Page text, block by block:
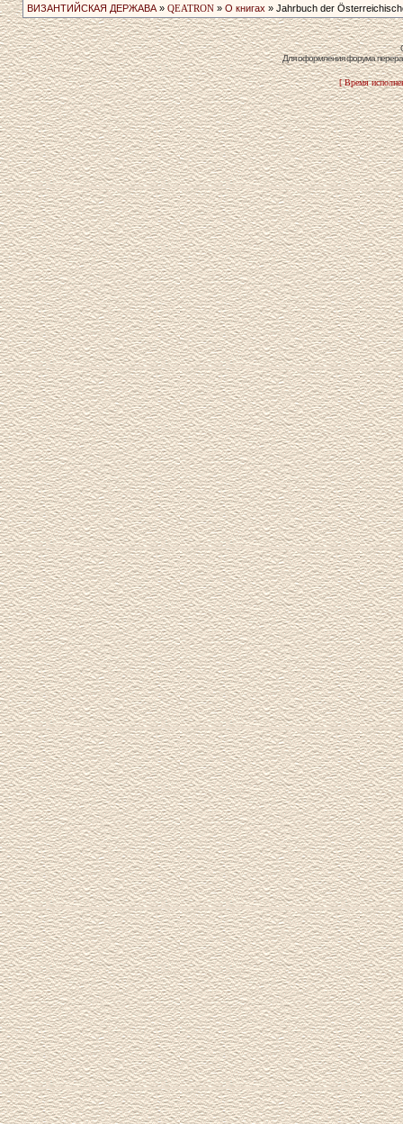
ВИЗАНТИЙСКАЯ ДЕРЖАВА» QEATRON» О книгах » Jahrbuch der­
Для оформления форума
[ Время